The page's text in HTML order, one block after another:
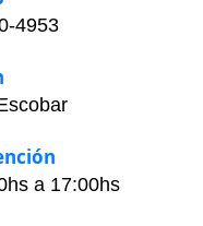
4953
a 17:00hs